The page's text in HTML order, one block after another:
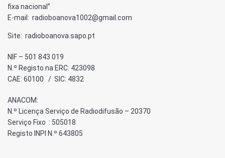
fixa nacional”
E-mail: radioboanova1002@gmail.com
Site: radioboanova.sapo.pt
NIF – 501 843 019
N.º Registo na ERC: 423098
CAE: 60100 / SIC: 4832
ANACOM:
N.º Licença Serviço de Radiodifusão – 20370
Serviço Fixo : 505018
Registo INPI N.º 643805